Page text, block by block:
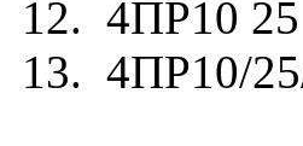
12. 4ПР10
13. 4ПР10/